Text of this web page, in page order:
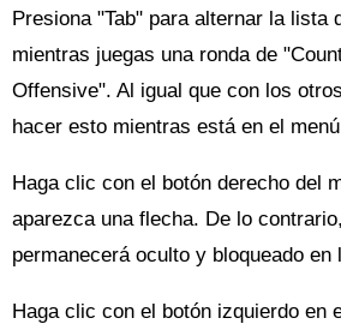
Presiona "Tab" para alternar la lista
mientras juegas una ronda de
Offensive". Al igual que con los
hacer esto mientras está en el
Haga clic con el botón derecho del
aparezca una flecha. De lo
permanecerá oculto y bloqueado en
Haga clic con el botón izquierdo en